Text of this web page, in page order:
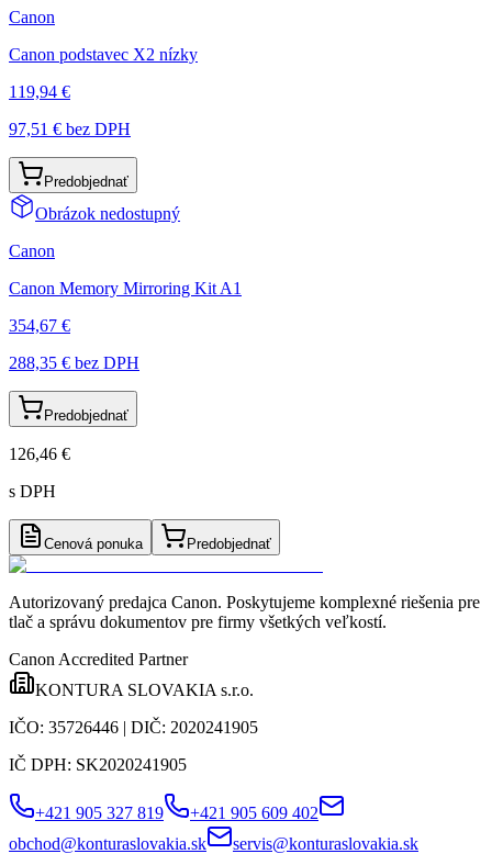
Canon
Canon podstavec X2 nízky
119,94 €
97,51 € bez DPH
Predobjednať
Obrázok nedostupný
Canon
Canon Memory Mirroring Kit A1
354,67 €
288,35 € bez DPH
Predobjednať
126,46 €
s DPH
Cenová ponuka Predobjednať
Autorizovaný predajca Canon. Poskytujeme komplexné riešenia pre
tlač a správu dokumentov pre firmy všetkých veľkostí.
Canon Accredited Partner
KONTURA SLOVAKIA s.r.o.
IČO: 35726446 | DIČ: 2020241905
IČ DPH: SK2020241905
+421 905 327 819
+421 905 609 402
obchod@konturaslovakia.sk
servis@konturaslovakia.sk